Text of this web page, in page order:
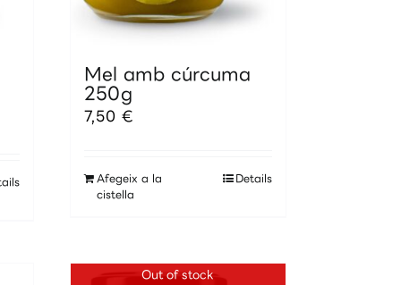
Mel amb cúrcuma
250g
7,50 €
Afegeix a la
cistella
Details
Out of stock